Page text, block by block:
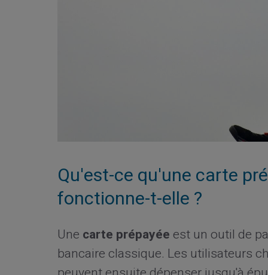
Qu'est-ce qu'une carte
fonctionne-t-elle ?
Une carte prépayéeest un outil de
bancaire classique. Les utilisateurs